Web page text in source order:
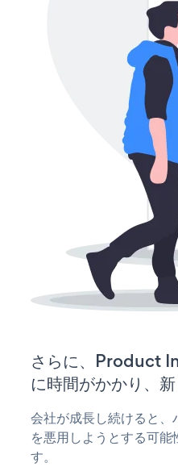
さらに、Product
に時間がかかり、
会社が成長し続けると
を悪用しようとする可
す。